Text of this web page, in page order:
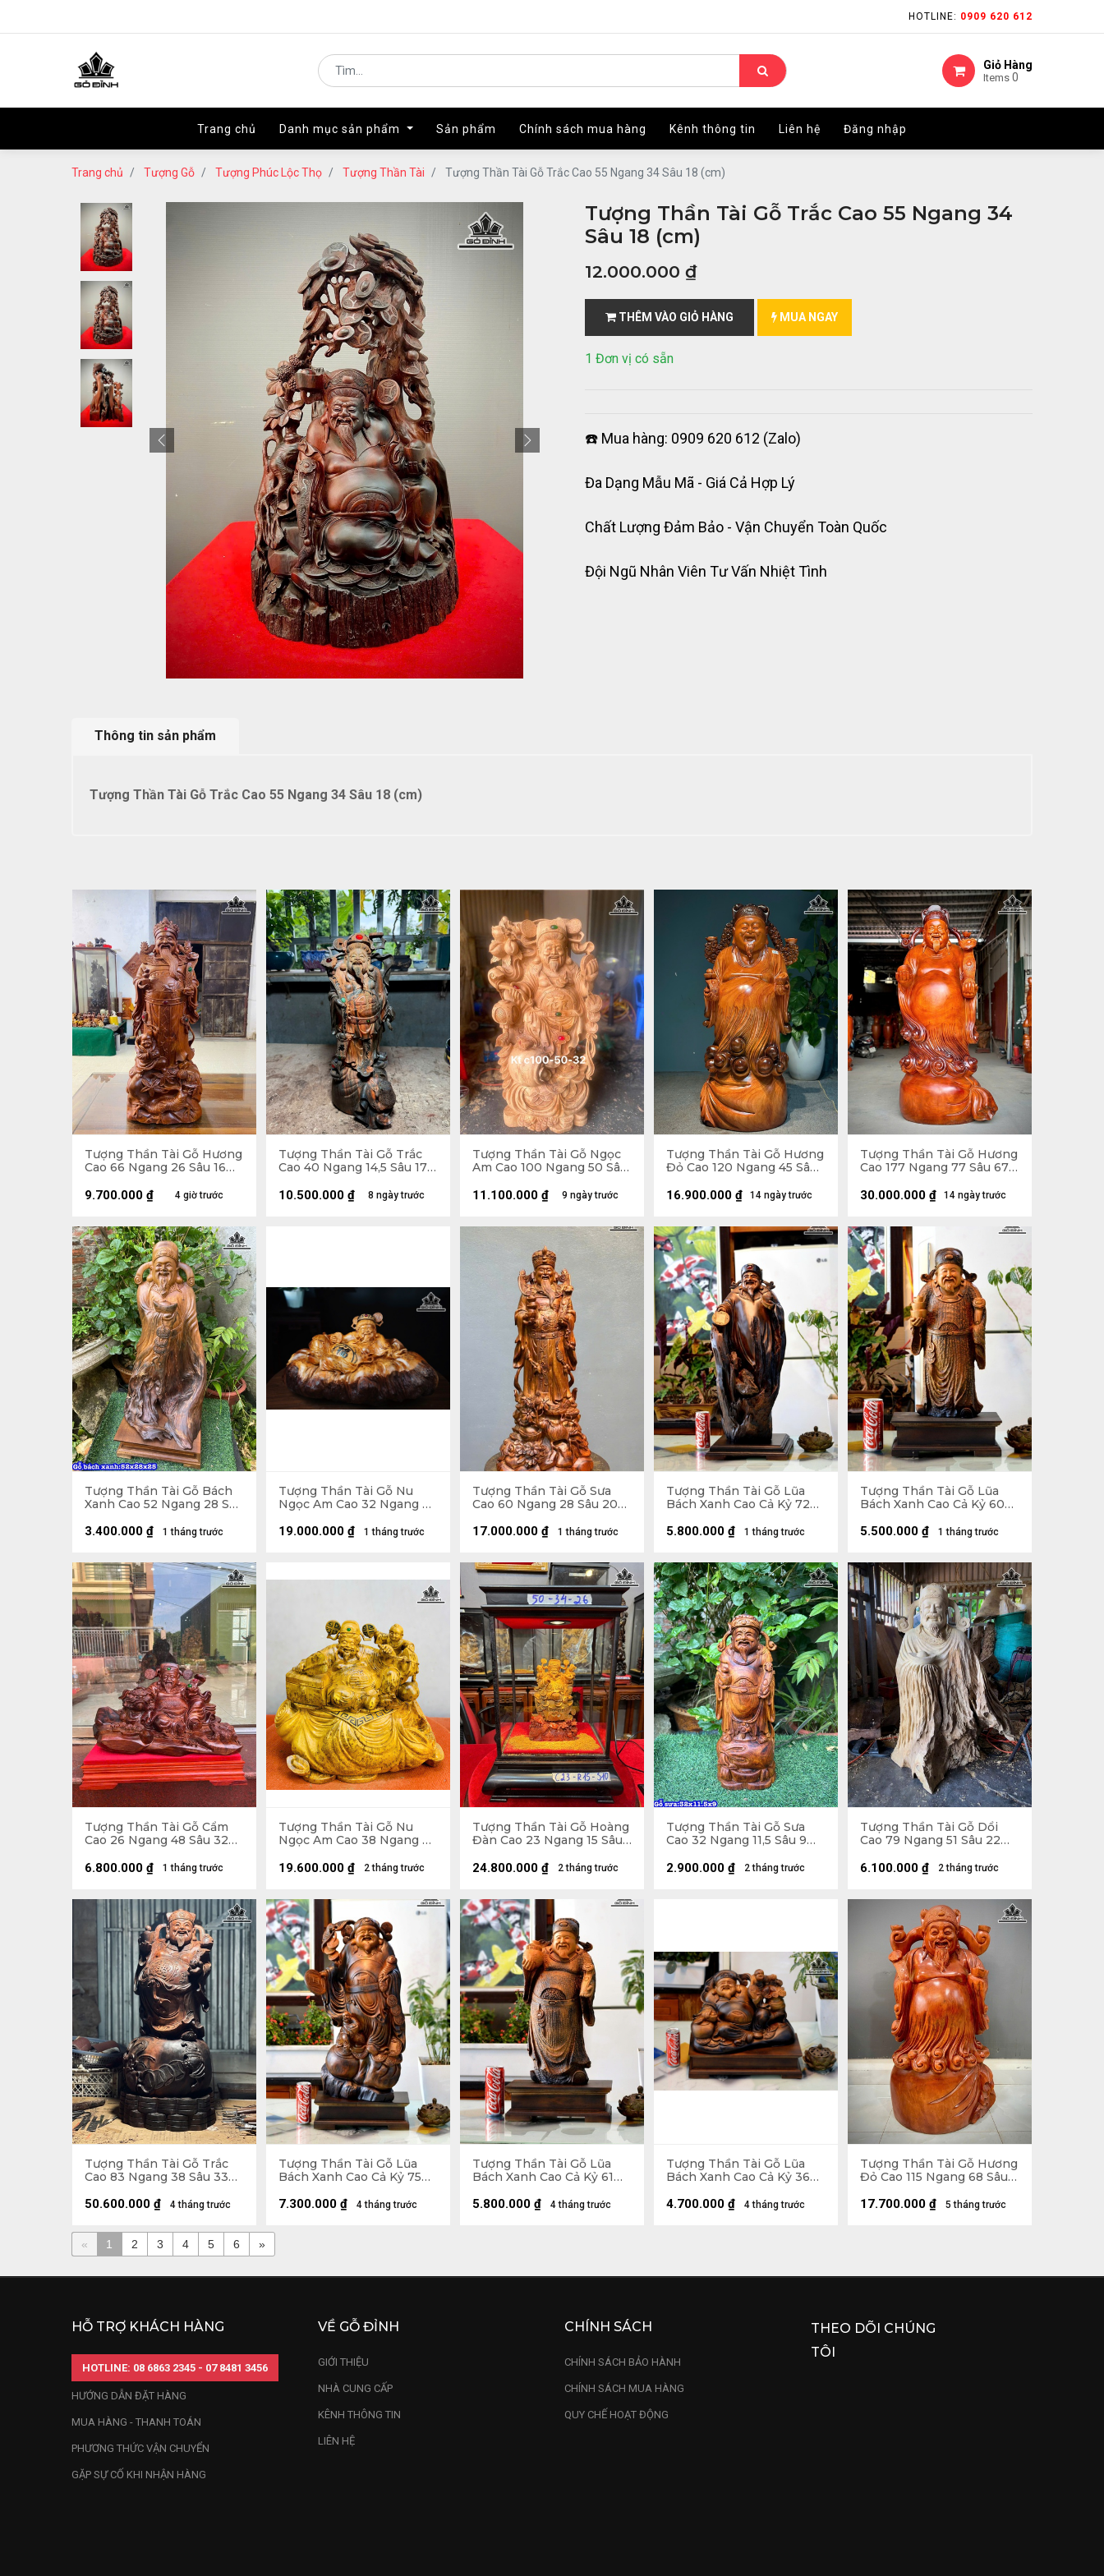
HOTLINE: 0909 620 612
Giỏ Hàng
Items 0
Trang chủ Danh mục sản phẩm Sản phẩm Chính sách mua hàng Kênh thông tin Liên hệ Đăng nhập
HOTLINE: 0909 620 612
Giỏ Hàng
Items 0
Trang chủ Danh mục sản phẩm Sản phẩm Chính sách mua hàng Kênh thông tin Liên hệ Đăng nhập
Trang chủ Tượng Gỗ Tượng Phúc Lộc Thọ Tượng Thần Tài Tượng Thần Tài Gỗ Trắc Cao 55 Ngang 34 Sâu 18 (cm)
Tượng Thần Tài Gỗ Trắc Cao 55 Ngang 34
Sâu 18 (cm)
12.000.000 ₫
THÊM VÀO GIỎ HÀNG MUA NGAY
1 Đơn vị có sẵn
☎️ Mua hàng: 0909 620 612 (Zalo)
Đa Dạng Mẫu Mã - Giá Cả Hợp Lý
Chất Lượng Đảm Bảo - Vận Chuyển Toàn Quốc
Đội Ngũ Nhân Viên Tư Vấn Nhiệt Tình
Thông tin sản phẩm
Tượng Thần Tài Gỗ Trắc Cao 55 Ngang 34 Sâu 18 (cm)
Tượng Thần Tài Gỗ Hương
Cao 66 Ngang 26 Sâu 16
4 giờ trước
9.700.000 ₫
Tượng Thần Tài Gỗ Trắc
Cao 40 Ngang 14,5 Sâu 17
8 ngày trước
10.500.000 ₫
Tượng Thần Tài Gỗ Ngọc
Am Cao 100 Ngang 50 Sâu
9 ngày trước
11.100.000 ₫
Tượng Thần Tài Gỗ Hương
Đỏ Cao 120 Ngang 45 Sâu
14 ngày trước
16.900.000 ₫
Tượng Thần Tài Gỗ Hương
Cao 177 Ngang 77 Sâu 67
14 ngày trước
30.000.000 ₫
Tượng Thần Tài Gỗ Bách
Xanh Cao 52 Ngang 28 Sâu
1 tháng trước
3.400.000 ₫
Tượng Thần Tài Gỗ Nu
Ngọc Am Cao 32 Ngang 63
1 tháng trước
19.000.000 ₫
Tượng Thần Tài Gỗ Sưa
Cao 60 Ngang 28 Sâu 20
1 tháng trước
17.000.000 ₫
Tượng Thần Tài Gỗ Lũa
Bách Xanh Cao Cả Kỷ 72
Cao 10
1 tháng trước
5.800.000 ₫
Tượng Thần Tài Gỗ Lũa
Bách Xanh Cao Cả Kỷ 60
Cao 10
1 tháng trước
5.500.000 ₫
Tượng Thần Tài Gỗ Cẩm
Cao 26 Ngang 48 Sâu 32
1 tháng trước
6.800.000 ₫
Tượng Thần Tài Gỗ Nu
Ngọc Am Cao 38 Ngang 45
2 tháng trước
19.600.000 ₫
Tượng Thần Tài Gỗ Hoàng
Đàn Cao 23 Ngang 15 Sâu
2 tháng trước
24.800.000 ₫
Tượng Thần Tài Gỗ Sưa
Cao 32 Ngang 11,5 Sâu 9
2 tháng trước
2.900.000 ₫
Tượng Thần Tài Gỗ Dổi
Cao 79 Ngang 51 Sâu 22
2 tháng trước
6.100.000 ₫
Tượng Thần Tài Gỗ Trắc
Cao 83 Ngang 38 Sâu 33
4 tháng trước
50.600.000 ₫
Tượng Thần Tài Gỗ Lũa
Bách Xanh Cao Cả Kỷ 75
Cao 10 (cm)
4 tháng trước
7.300.000 ₫
Tượng Thần Tài Gỗ Lũa
Bách Xanh Cao Cả Kỷ 61
Cao 10 (cm)
4 tháng trước
5.800.000 ₫
Tượng Thần Tài Gỗ Lũa
Bách Xanh Cao Cả Kỷ 36
Cao 10 (cm)
4 tháng trước
4.700.000 ₫
Tượng Thần Tài Gỗ Hương
Đỏ Cao 115 Ngang 68 Sâu
5 tháng trước
17.700.000 ₫
« 1 2 3 4 5 6 »
HỖ TRỢ KHÁCH HÀNG
HOTLINE: 08 6863 2345 - 07 8481 3456
HƯỚNG DẪN ĐẶT HÀNG
MUA HÀNG - THANH TOÁN
PHƯƠNG THỨC VẬN CHUYỂN
GẶP SỰ CỐ KHI NHẬN HÀNG
VỀ GỖ ĐỈNH
GIỚI THIỆU
NHÀ CUNG CẤP
KÊNH THÔNG TIN
LIÊN HỆ
CHÍNH SÁCH
CHÍNH SÁCH BẢO HÀNH
CHÍNH SÁCH MUA HÀNG
QUY CHẾ HOẠT ĐỘNG
THEO DÕI CHÚNG
TÔI